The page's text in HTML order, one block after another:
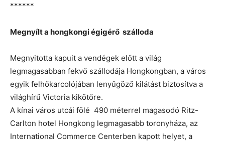
******
Megnyílt a hongkongi égigérő szálloda
Megnyitotta kapuit a vendégek előtt a világ
legmagasabban fekvő szállodája Hongkongban, a város
egyik felhőkarcolójában lenyűgöző kilátást biztosítva a
világhírű Victoria kikötőre.
A kínai város utcái fölé 490 méterrel magasodó Ritz-
Carlton hotel Hongkong legmagasabb toronyháza, az
International Commerce Centerben kapott helyet, a